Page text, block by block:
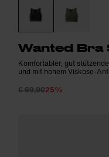
Wanted Bra
Komfortabler, gut
und mit hohem Viskose-
€ 69,9025%